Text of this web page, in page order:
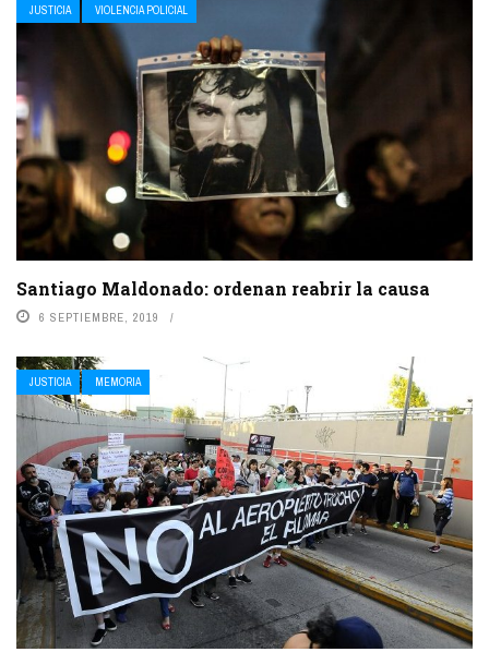
JUSTICIA VIOLENCIA POLICIAL
Santiago Maldonado: ordenan reabrir la causa
6 SEPTIEMBRE, 2019
JUSTICIA MEMORIA